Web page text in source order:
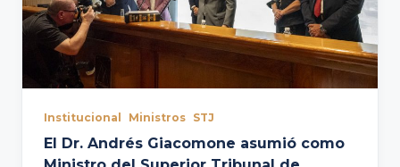
Institucional Ministros STJ
El Dr. Andrés Giacomone asumió como